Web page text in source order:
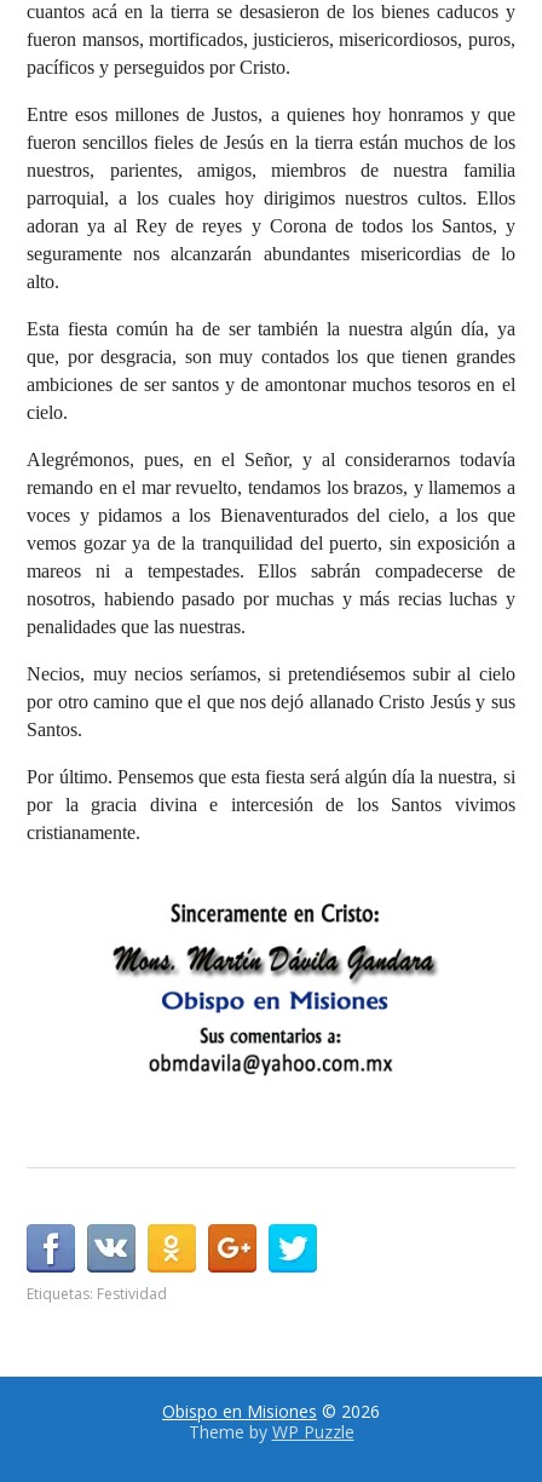
cuantos acá en la tierra se desasieron de los bienes caducos y
fueron mansos, mortificados, justicieros, misericordiosos, puros,
pacíficos y perseguidos por Cristo.
Entre esos millones de Justos, a quienes hoy honramos y que
fueron sencillos fieles de Jesús en la tierra están muchos de los
nuestros, parientes, amigos, miembros de nuestra familia
parroquial, a los cuales hoy dirigimos nuestros cultos. Ellos
adoran ya al Rey de reyes y Corona de todos los Santos, y
seguramente nos alcanzarán abundantes misericordias de lo
alto.
Esta fiesta común ha de ser también la nuestra algún día, ya
que, por desgracia, son muy contados los que tienen grandes
ambiciones de ser santos y de amontonar muchos tesoros en el
cielo.
Alegrémonos, pues, en el Señor, y al considerarnos todavía
remando en el mar revuelto, tendamos los brazos, y llamemos a
voces y pidamos a los Bienaventurados del cielo, a los que
vemos gozar ya de la tranquilidad del puerto, sin exposición a
mareos ni a tempestades. Ellos sabrán compadecerse de
nosotros, habiendo pasado por muchas y más recias luchas y
penalidades que las nuestras.
Necios, muy necios seríamos, si pretendiésemos subir al cielo
por otro camino que el que nos dejó allanado Cristo Jesús y sus
Santos.
Por último. Pensemos que esta fiesta será algún día la nuestra, si
por la gracia divina e intercesión de los Santos vivimos
cristianamente.
Etiquetas: Festividad
Obispo en Misiones © 2026
Theme by WP Puzzle